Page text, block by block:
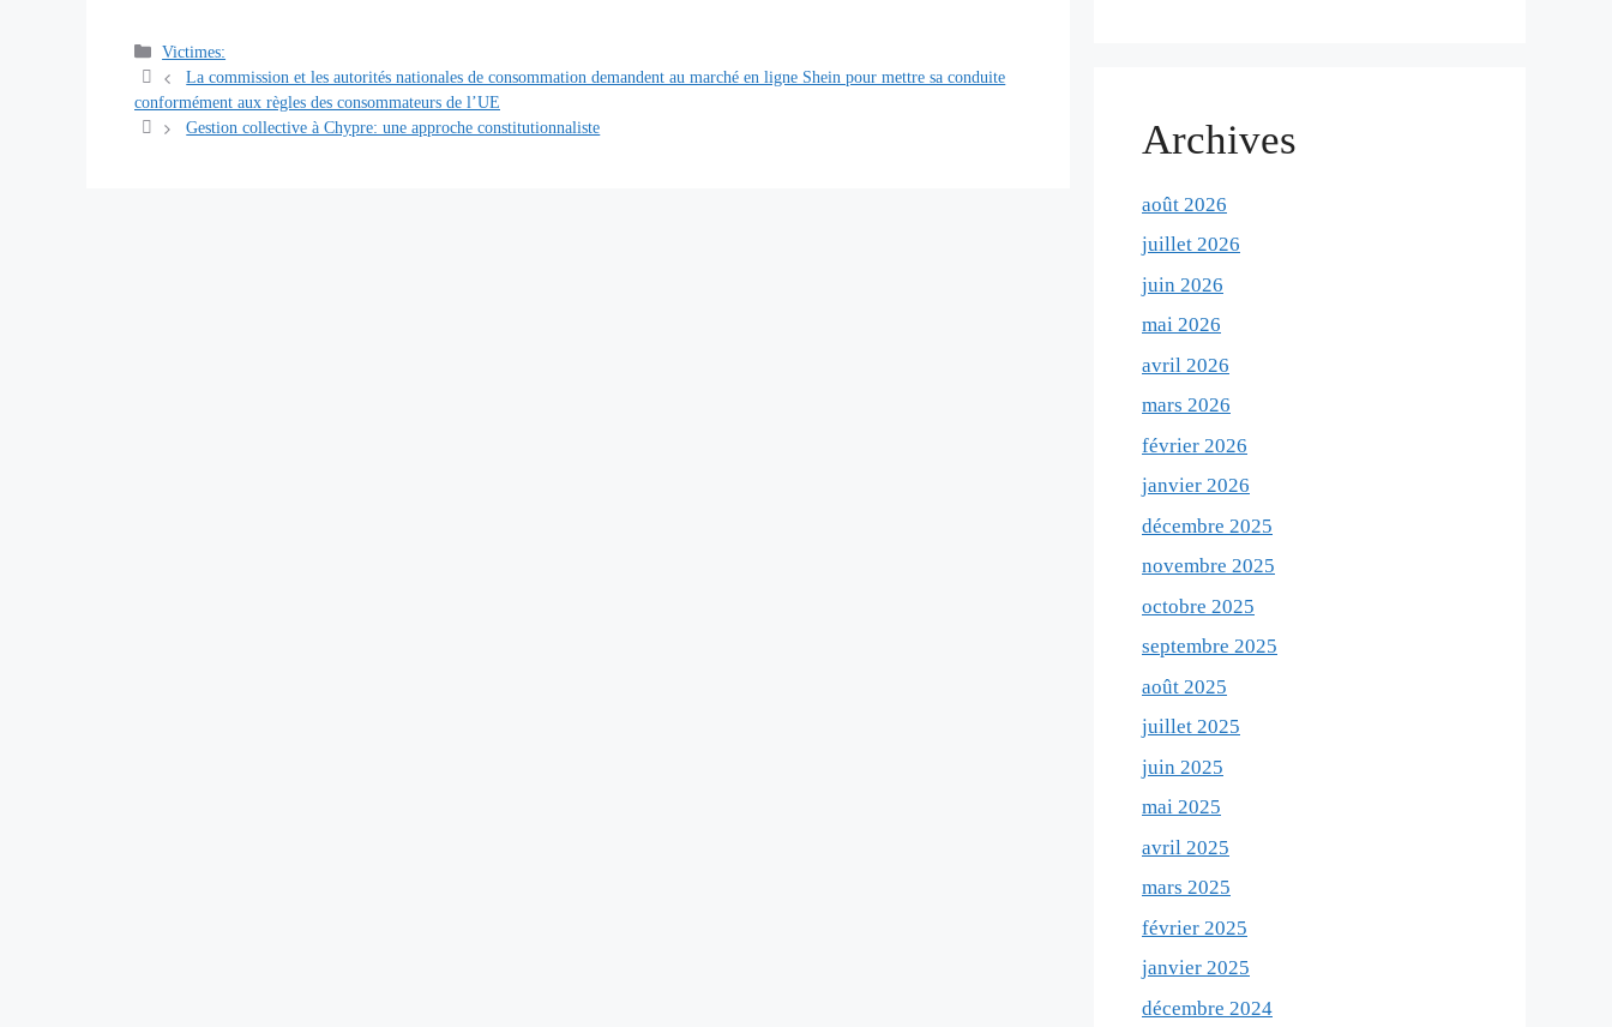
Catégories
Victimes:
Navigation
des
articles
La commission et les autorités nationales de consommation demandent au marché en ligne Shein pour mettre sa conduite
conformément aux règles des consommateurs de l’UE
Gestion collective à Chypre: une approche constitutionnaliste
Archives
août 2026
juillet 2026
juin 2026
mai 2026
avril 2026
mars 2026
février 2026
janvier 2026
décembre 2025
novembre 2025
octobre 2025
septembre 2025
août 2025
juillet 2025
juin 2025
mai 2025
avril 2025
mars 2025
février 2025
janvier 2025
décembre 2024